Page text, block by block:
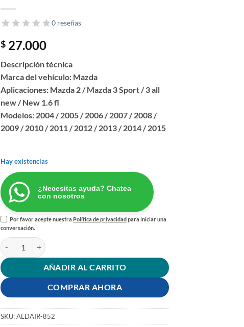
0 reseñas
$ 27.000
Descripción técnica
Marca del vehículo: Mazda
Aplicaciones: Mazda 2 / Mazda 3 Sport / 3 all
new / New 1.6 fl
Modelos: 2004 / 2005 / 2006 / 2007 / 2008 /
2009 / 2010 / 2011 / 2012 / 2013 / 2014 / 2015
Hay existencias
¿Necesitas ayuda? Chatea
con nosotros
Por favor acepte nuestraPolítica de privacidad para iniciar una
conversación.
FILTRO AIRE MOTOR MAZDA 2 / 3 SPORT cantidad
AÑADIR AL CARRITO
COMPRAR AHORA
SKU:ALDAIR-852